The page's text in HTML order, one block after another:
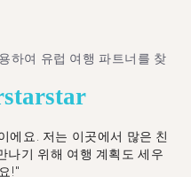
하여 유럽 여행 파트너를 찾
starstar
에요. 저는 이곳에서 많은 친
나기 위해 여행 계획도 세우
!"